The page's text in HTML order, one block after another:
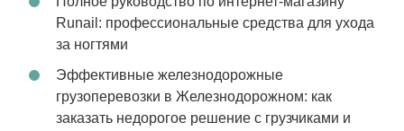
Runail: профессиональные средства для ухода
за ногтями
Эффективные железнодорожные
грузоперевозки в Железнодорожном: как
заказать недорогое решение с грузчиками и